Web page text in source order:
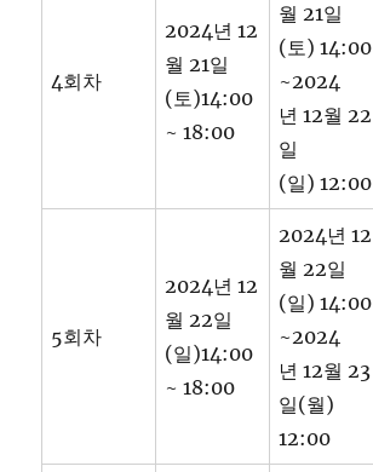
4회차
2024년 12
월 21일
(토)14:00
~ 18:00
월 21일
(토) 14:00
~2024
년 12월 22
일
(일) 12:00
5회차
2024년 12
월 22일
(일)14:00
~ 18:00
2024년 12
월 22일
(일) 14:00
~2024
년 12월 23
일(월)
12:00